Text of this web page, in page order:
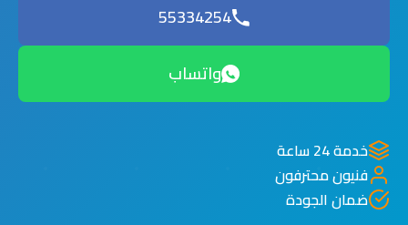
55334254
واتساب
خدمة 24 ساعة
فنيون محترفون
ضمان الجودة